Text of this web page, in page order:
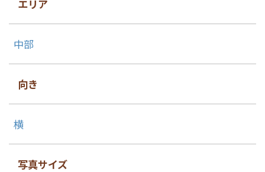
エリア
中部
向き
横
写真サイズ